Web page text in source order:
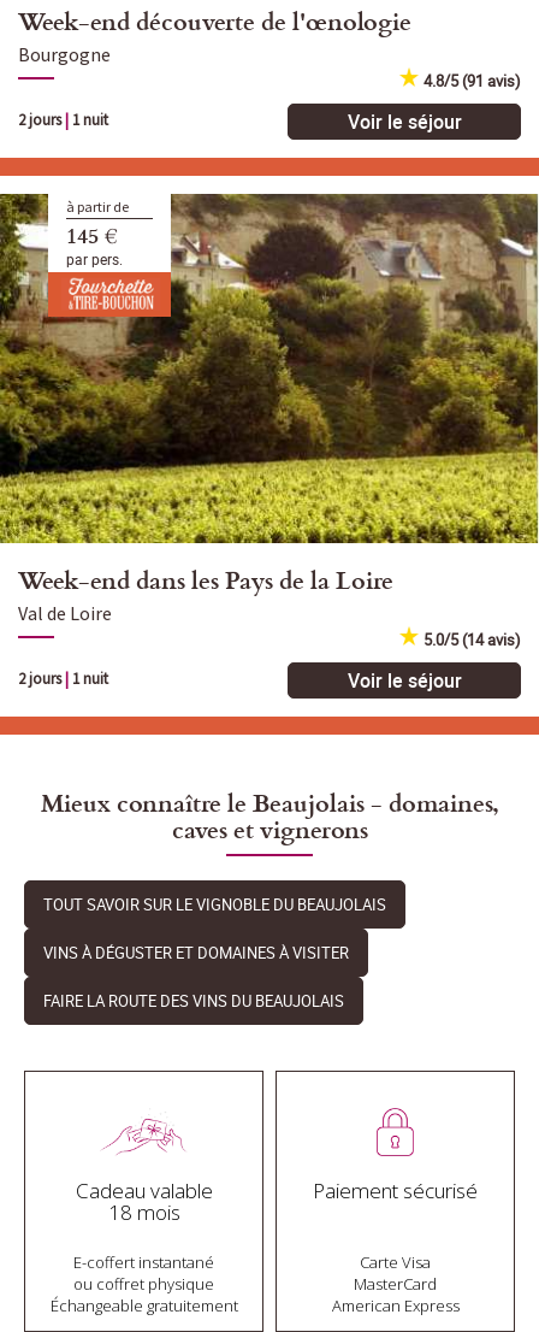
Week-end découverte de l'œnologie
Bourgogne
4.8/5 (91 avis)
2 jours| 1 nuit Voir le séjour
à partir de
145 €
par pers.
Week-end dans les Pays de la Loire
Val de Loire
5.0/5 (14 avis)
2 jours| 1 nuit Voir le séjour
Mieux connaître le Beaujolais - domaines,
caves et vignerons
TOUT SAVOIR SUR LE VIGNOBLE DU BEAUJOLAIS
VINS À DÉGUSTER ET DOMAINES À VISITER
FAIRE LA ROUTE DES VINS DU BEAUJOLAIS
Cadeau valable
18 mois
E-coffert instantané
ou coffret physique
Échangeable gratuitement
Paiement sécurisé
Carte Visa
MasterCard
American Express